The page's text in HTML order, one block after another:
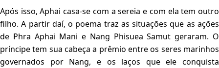
Após isso, Aphai casa-se com a sereia e com ela tem outro
filho. A partir daí, o poema traz as situações que as ações
de Phra Aphai Mani e Nang Phisuea Samut geraram. O
príncipe tem sua cabeça a prêmio entre os seres marinhos
governados por Nang, e os laços que ele conquista